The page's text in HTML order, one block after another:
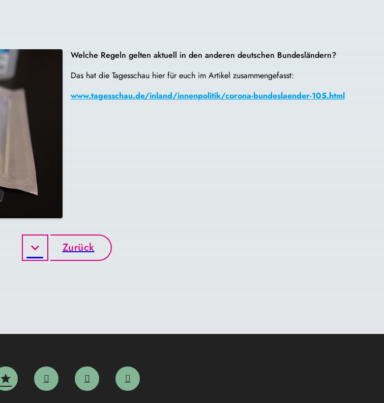
Welche Regeln gelten aktuell in den anderen deutschen Bundesländern?
Das hat die Tagesschau hier für euch im Artikel zusammengefasst:
www.tagesschau.de/inland/innenpolitik/corona-bundeslaender-105.html
Zurück